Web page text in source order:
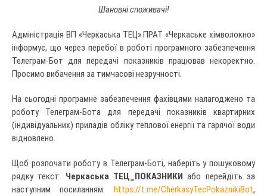
Шановні споживачі!
Адміністрація ВП «Черкаська ТЕЦ» ПРАТ «Черкаське хімволокно»
інформує, що через перебої в роботі програмного забезпечення
Телеграм-Бот для передачі показників працював некоректно.
Просимо вибачення за тимчасові незручності.
На сьогодні програмне забезпечення фахівцями налагоджено та
роботу Телеграм-Бота для передачі показників квартирних
(індивідуальних) приладів обліку теплової енергії та гарячої води
відновлено.
Щоб розпочати роботу в Телеграм-Боті, наберіть у пошуковому
рядку текст: Черкаська ТЕЦ_ПОКАЗНИКИ або перейдіть за
наступним посиланням: https://t.me/CherkasyTecPokaznikiBot,